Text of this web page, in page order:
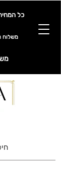
כל
משלוח